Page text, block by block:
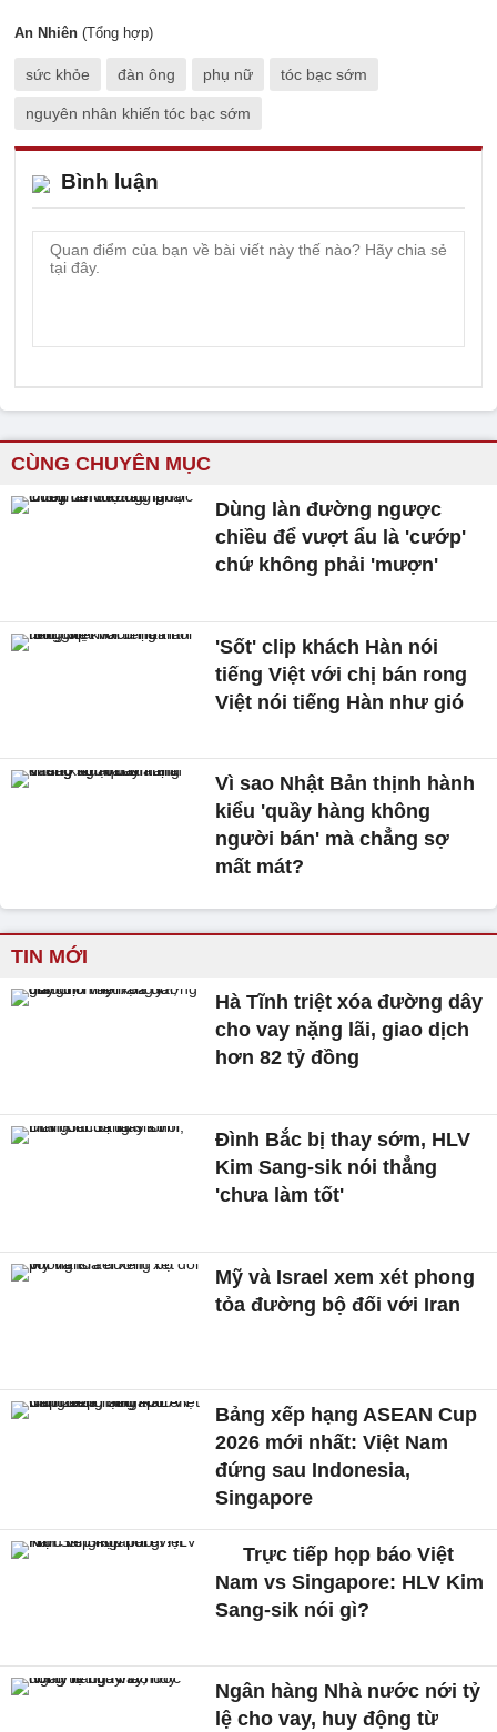
An Nhiên (Tổng hợp)
sức khỏe đàn ông phụ nữ tóc bạc sớm
nguyên nhân khiến tóc bạc sớm
Bình luận
CÙNG CHUYÊN MỤC
Dùng làn đường ngược
chiều để vượt ẩu là 'cướp'
chứ không phải 'mượn'
'Sốt' clip khách Hàn nói
tiếng Việt với chị bán rong
Việt nói tiếng Hàn như gió
Vì sao Nhật Bản thịnh hành
kiểu 'quầy hàng không
người bán' mà chẳng sợ
mất mát?
TIN MỚI
Hà Tĩnh triệt xóa đường dây
cho vay nặng lãi, giao dịch
hơn 82 tỷ đồng
Đình Bắc bị thay sớm, HLV
Kim Sang-sik nói thẳng
'chưa làm tốt'
Mỹ và Israel xem xét phong
tỏa đường bộ đối với Iran
Bảng xếp hạng ASEAN Cup
2026 mới nhất: Việt Nam
đứng sau Indonesia,
Singapore
Trực tiếp họp báo Việt
Nam vs Singapore: HLV Kim
Sang-sik nói gì?
Ngân hàng Nhà nước nới tỷ
lệ cho vay, huy động từ